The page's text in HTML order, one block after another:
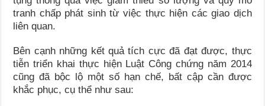
tranh chấp phát sinh từ việc thực hiện các giao dịch
liên quan.
Bên cạnh những kết quả tích cực đã đạt được, thực
tiễn triển khai thực hiện Luật Công chứng năm 2014
cũng đã bộc lộ một số hạn chế, bất cập cần được
khắc phục, cụ thể như sau: